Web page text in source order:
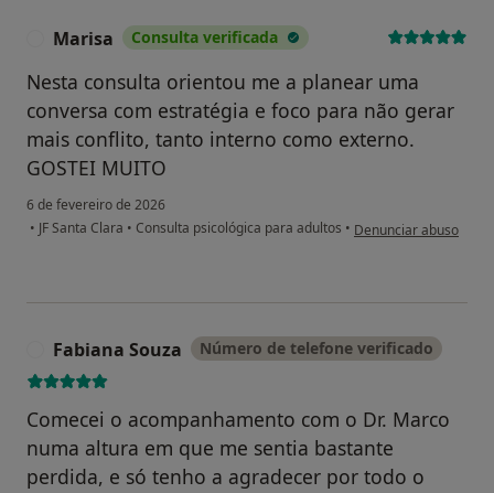
Marisa Consulta verificada
Nesta consulta orientou me a planear uma
conversa com estratégia e foco para não gerar
mais conflito, tanto interno como externo.
GOSTEI MUITO
6 de fevereiro de 2026
• JF Santa Clara • Consulta psicológica para adultos • na opinião do
Denunciar abuso
Fabiana Souza Número de telefone verificado
Comecei o acompanhamento com o Dr. Marco
numa altura em que me sentia bastante
perdida, e só tenho a agradecer por todo o